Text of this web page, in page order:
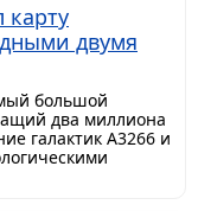
карту
двумя
большой
два миллиона
галактик A3266 и